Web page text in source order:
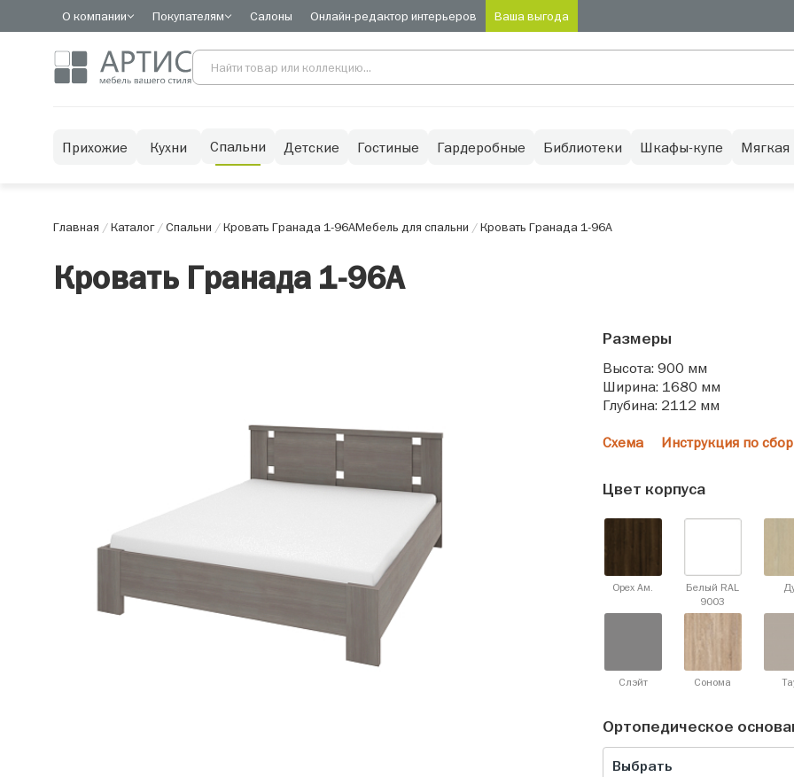
О компании Покупателям Салоны Онлайн-редактор интерьеров Ваша выгода
Прихожие Кухни Спальни Детские Гостиные Гардеробные Библиотеки Шкафы-купе Мягкая
Главная /Каталог/Спальни /Кровать Гранада 1-96АМебель для спальни /Кровать Гранада 1-96А
Кровать Гранада 1-96А
Размеры
Высота: 900 мм
Ширина: 1680 мм
Глубина: 2112 мм
Схема Инструкция по
Цвет корпуса
Орех Ам.
Белый RAL
9003
Слэйт Сонома
Ортопедическое
Выбрать